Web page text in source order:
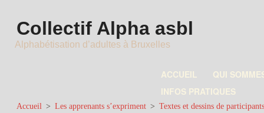
Collectif Alpha asbl
Alphabétisation d’adultes à Bruxelles
ACCUEIL
QUI
INFOS PRATIQUES
Accueil > Les apprenants s’expriment > Textes et dessins de participants